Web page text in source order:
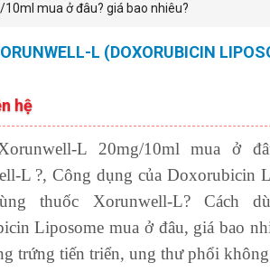
mua ở đâu? giá bao nhiêu?
L (DOXORUBICIN
hệ
L 20mg/10mlmua ở
L ?, Công dụng của Doxorubicin
thuốc Xorunwell-L? Cách
Liposome mua ở đâu, giá bao
trứng tiến triển, ung thư phổi